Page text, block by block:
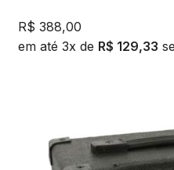
R$ 388,00
em até 3x de R$ 129,33